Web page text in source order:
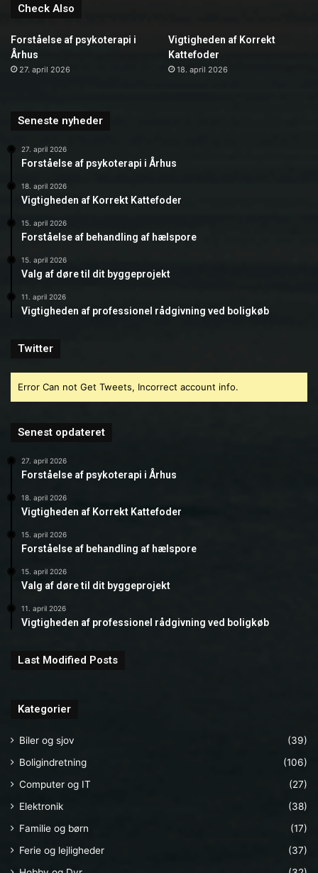
Check Also
Forståelse af psykoterapi i
Århus
27. april 2026
Vigtigheden af Korrekt
Kattefoder
18. april 2026
Seneste nyheder
27. april 2026
Forståelse af psykoterapi i Århus
18. april 2026
Vigtigheden af Korrekt Kattefoder
15. april 2026
Forståelse af behandling af hælspore
15. april 2026
Valg af døre til dit byggeprojekt
11. april 2026
Vigtigheden af professionel rådgivning ved boligkøb
Twitter
Error Can not Get Tweets, Incorrect account info.
Senest opdateret
27. april 2026
Forståelse af psykoterapi i Århus
18. april 2026
Vigtigheden af Korrekt Kattefoder
15. april 2026
Forståelse af behandling af hælspore
15. april 2026
Valg af døre til dit byggeprojekt
11. april 2026
Vigtigheden af professionel rådgivning ved boligkøb
Last Modified Posts
Kategorier
Biler og sjov
(39)
Boligindretning
(106)
Computer og IT
(27)
Elektronik
(38)
Familie og børn
(17)
Ferie og lejligheder
(37)